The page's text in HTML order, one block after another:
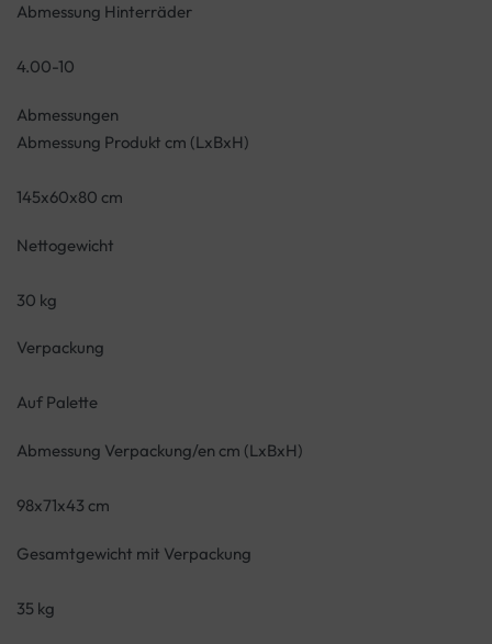
Abmessung Hinterräder
4.00-10
Abmessungen
Abmessung Produkt cm (LxBxH)
145x60x80 cm
Nettogewicht
30 kg
Verpackung
Auf Palette
Abmessung Verpackung/en cm (LxBxH)
98x71x43 cm
Gesamtgewicht mit Verpackung
35 kg